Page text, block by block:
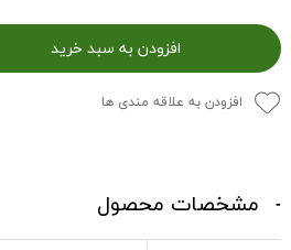
افزودن به سبد خرید
افزودن به علاقه مندی ها
مشخصات محصول